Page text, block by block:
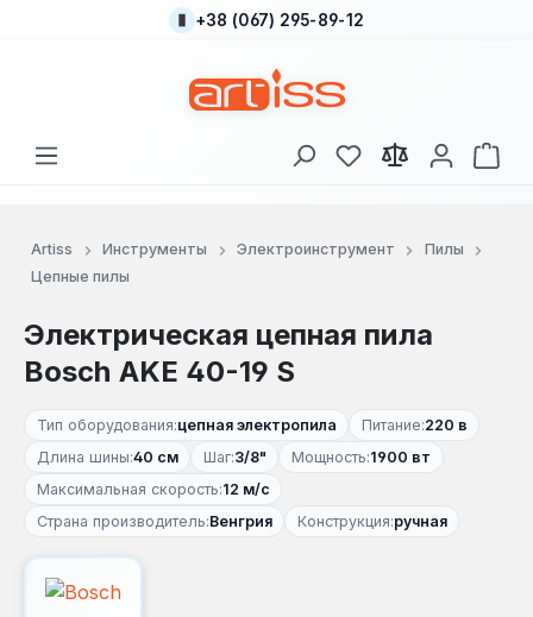
Перейти к основному содержанию
+38 (067) 295-89-12
У вас есть товары
В
Artiss Инструменты Электроинструмент
Пилы
Цепные пилы
Электрическая цепная пила
Bosch AKE 40-19 S
Тип оборудования:цепная электропила Питание:220 в
Длина шины:40 см Шаг:3/8" Мощность:1900 вт
Максимальная скорость:12 м/с
Страна производитель:Венгрия Конструкция:ручная